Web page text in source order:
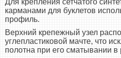
карманами для буклетов
профиль.
Верхний крепежный узел
углепластиковой мачте, что
полотна при его сматывании в